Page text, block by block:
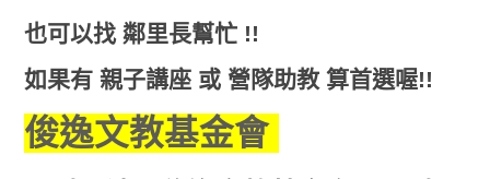
也可以找 鄰里長幫忙 !!
如果有 親子講座 或 營隊助教 算首選喔!!
俊逸文教基金會